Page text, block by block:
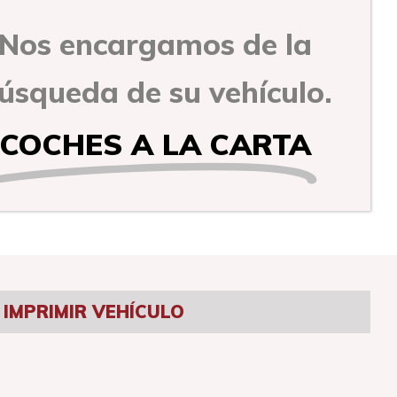
Nos encargamos de la
de su vehículo.
COCHES A LA CARTA
IMPRIMIR VEHÍCULO